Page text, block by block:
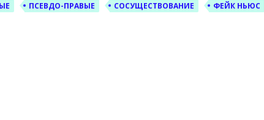
ПСЕВДО-ПРАВЫЕ СОСУЩЕСТВОВАНИЕ ФЕЙК НЬЮС